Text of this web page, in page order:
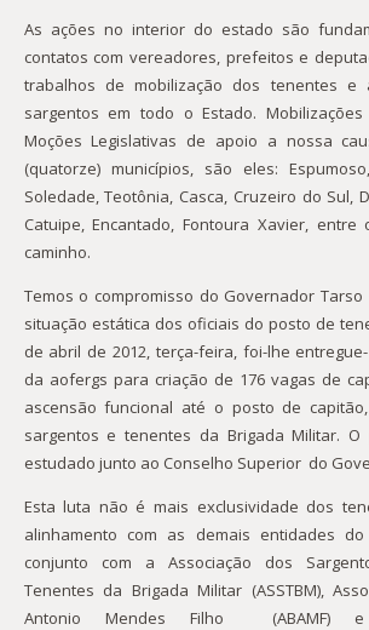
As ações no interior do estado são
contatos com vereadores, prefeitos e
trabalhos de mobilização dos tenentes e
sargentos em todo o Estado.
Moções Legislativas de apoio a nossa
(quatorze) municípios, são eles:
Soledade, Teotônia, Casca, Cruzeiro do Sul,
Catuipe, Encantado, Fontoura Xavier,
caminho.
Temos o compromisso do Governador
situação estática dos oficiais do posto de
de abril de 2012, terça-feira, foi-lhe
da aofergs para criação de 176 vagas de
ascensão funcional até o posto de
sargentos e tenentes da Brigada Militar.
estudado junto ao Conselho Superior do
Esta luta não é mais exclusividade dos
alinhamento com as demais entidades
conjunto com a Associação dos
Tenentes da Brigada Militar (ASSTBM),
Antonio Mendes Filho (ABAMF) e